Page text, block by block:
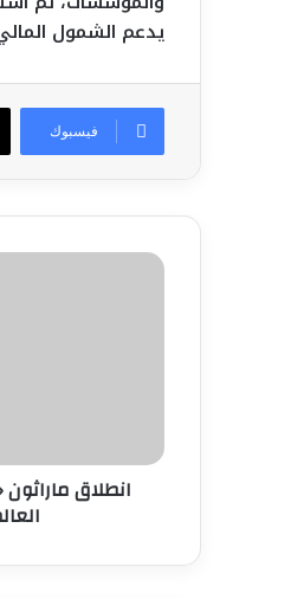
يدعم الشمول
فيسبوك
انطلاق
بالدم
انطلاق ماراثون